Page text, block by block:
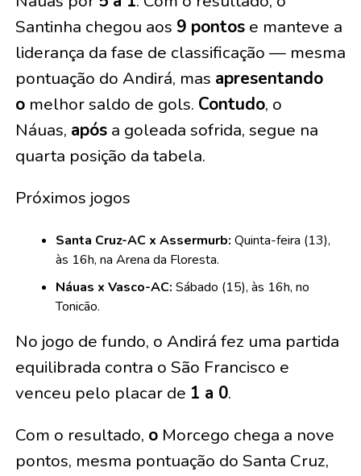
Santinha chegou aos 9 pontose manteve a
liderança da fase de classificação — mesma
pontuação do Andirá, mas apresentando
omelhor saldo de gols. Contudo, o
Náuas, apósa goleada sofrida, segue na
quarta posição da tabela.
Próximos jogos
Santa Cruz-AC x Assermurb: Quinta-feira (13),
às 16h, na Arena da Floresta.
Náuas x Vasco-AC: Sábado (15), às 16h, no
Tonicão.
No jogo de fundo, o Andirá fez uma partida
equilibrada contra o São Francisco e
venceu pelo placar de 1 a 0.
Com o resultado, oMorcego chega a nove
pontos, mesma pontuação do Santa Cruz,